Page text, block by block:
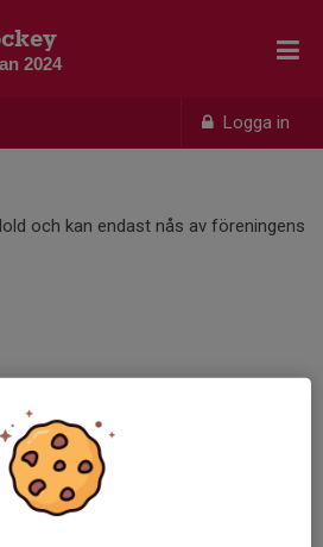
Logga in
2024
och kan endast nås av föreningens